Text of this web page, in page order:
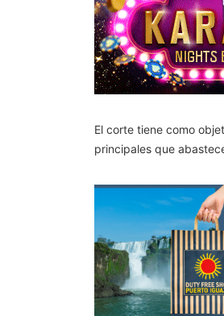
El corte tiene como
principales que